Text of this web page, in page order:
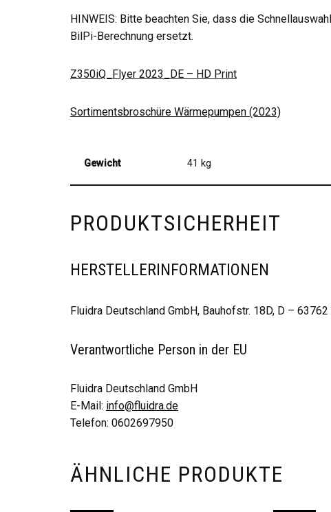
HINWEIS: Bitte beachten Sie, dass die
BilPi-Berechnung ersetzt.
Z350iQ_Flyer 2023_DE – HD Print
Sortimentsbroschüre Wärmepumpen (2023)
Gewicht 41 kg
PRODUKTSICHERHEIT
HERSTELLERINFORMATIONEN
Fluidra Deutschland GmbH, Bauhofstr. 18D, D –
Verantwortliche Person in der EU
Fluidra Deutschland GmbH
E-Mail: info@fluidra.de
Telefon: 0602697950
ÄHNLICHE PRODUKTE